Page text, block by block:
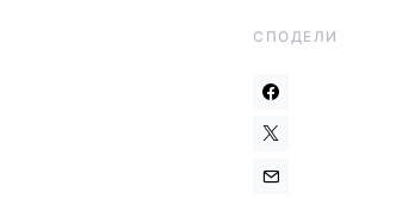
СПОДЕЛИ